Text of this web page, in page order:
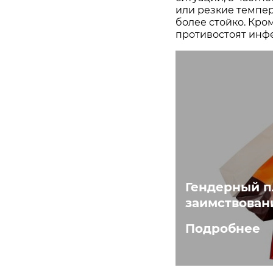
или резкие
более стойко.
противостоят
Гендерный
Подробнее